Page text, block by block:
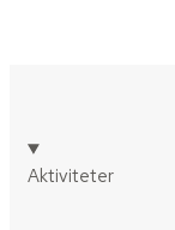
Aktiviteter